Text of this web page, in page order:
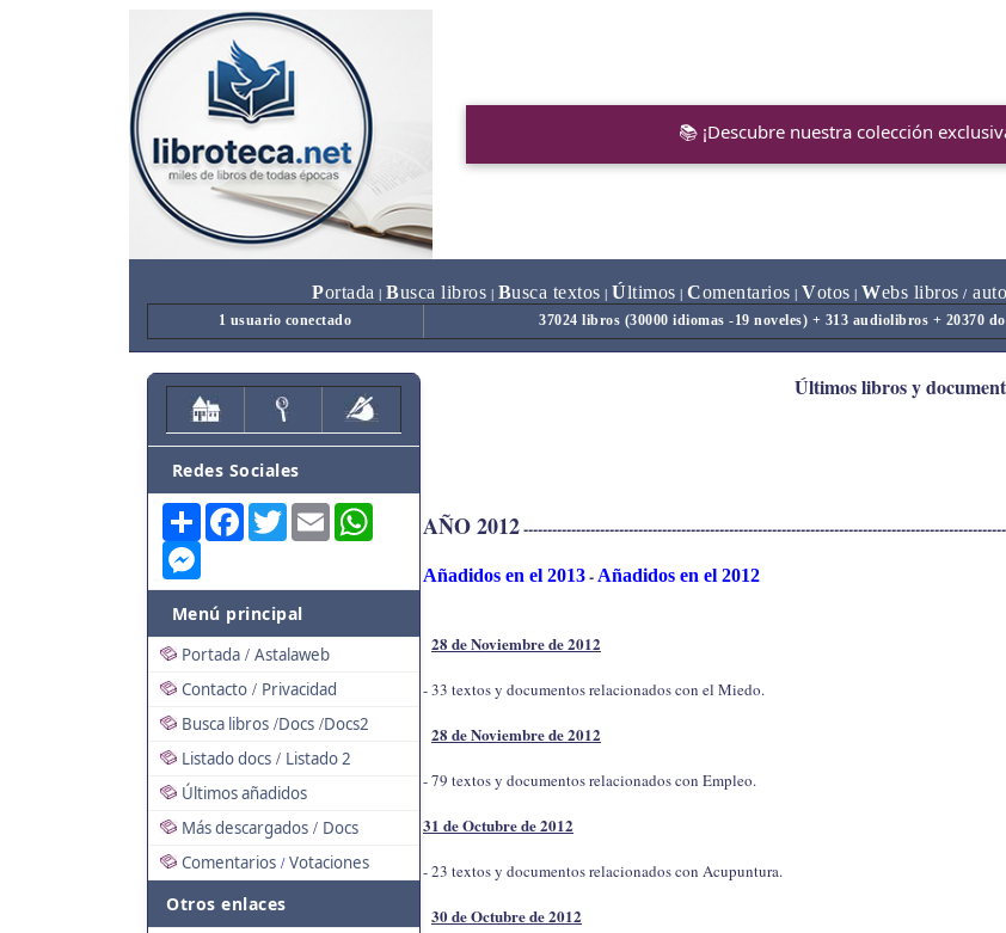
📚 ¡Descubre nuestra colección
Portada Busca libros Busca textos Últimos |Comentarios Votos Webs libros /
1 usuario conectado 37024 libros (30000 idiomas -19 noveles) + 313 audiolibros + 20370
Redes Sociales
Share FacebookTwitterEmail
WhatsApp
Menú principal
Portada / Astalaweb
Contacto / Privacidad
Busca libros /Docs /Docs2
Listado docs / Listado 2
Últimos añadidos
Más descargados / Docs
Comentarios / Votaciones
Otros enlaces
Últimos libros y
AÑO 2012
Añadidos en el 2013- Añadidos en el 2012
28 de Noviembre de 2012
- 33 textos y documentos relacionados con el Miedo.
28 de Noviembre de 2012
- 79 textos y documentos relacionados con Empleo.
31 de Octubre de 2012
- 23 textos y documentos relacionados con Acupuntura.
30 de Octubre de 2012